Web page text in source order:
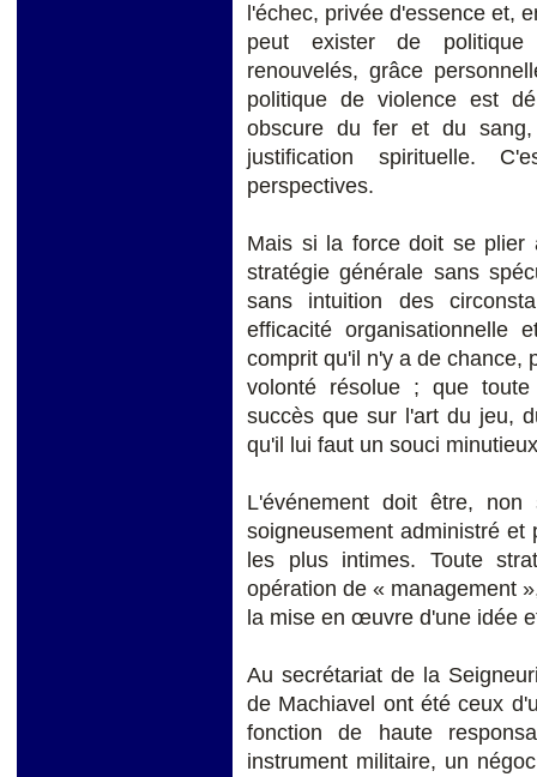
l'échec, privée d'essence et,
peut exister de politique
renouvelés, grâce
politique de violence est
obscure du fer et du
justification spirituelle.
perspectives.
Mais si la force doit se plier
stratégie générale sans
sans intuition des
efficacité organisationnelle
comprit qu'il n'y a de chance,
volonté résolue ; que
succès que sur l'art du jeu,
qu'il lui faut un souci
L'événement doit être,
soigneusement administré
les plus intimes. Toute
opération de « management
la mise en œuvre d'une idée
Au secrétariat de la
de Machiavel ont été ceux
fonction de haute
instrument militaire, un